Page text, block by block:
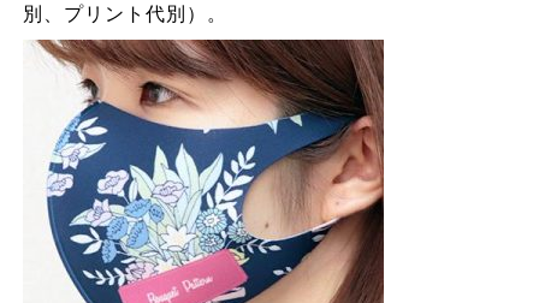
別、プリント代別）。